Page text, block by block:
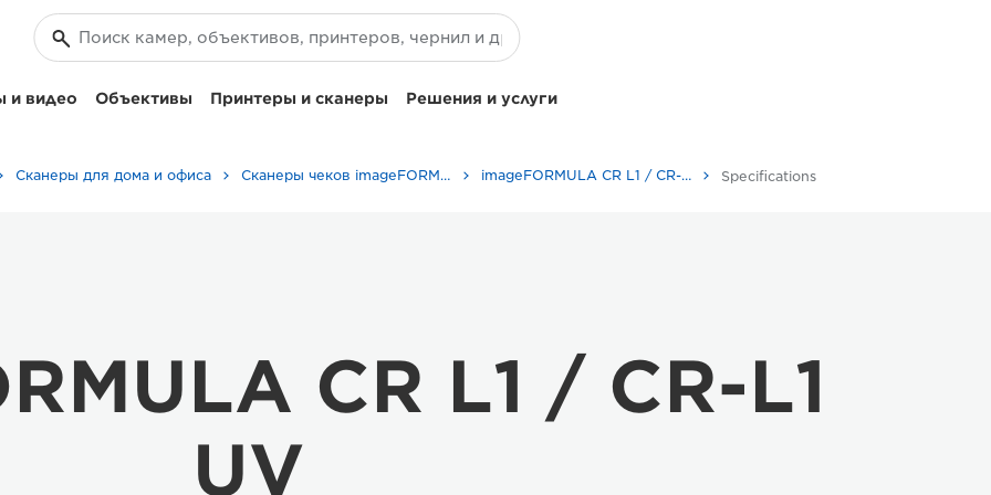
и видео Объективы Принтеры и сканеры Решения и услуги
Сканеры для дома и офиса Сканеры чеков imageFORMULA imageFORMULA CR L1 / CR-L1 UV Specifications
CR L1 / CR-L1
UV